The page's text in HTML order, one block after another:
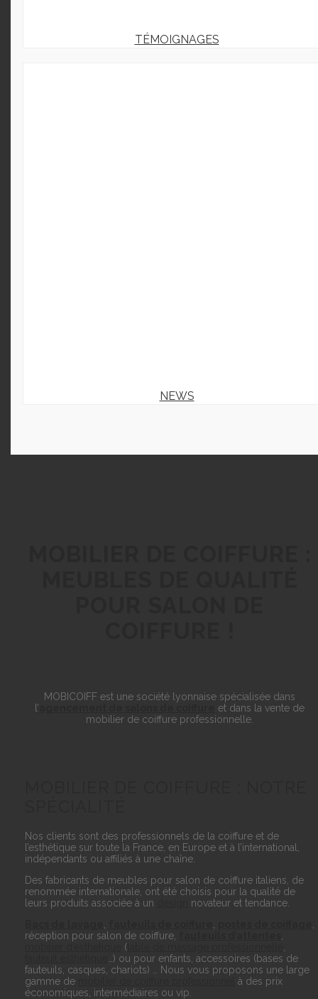
TÉMOIGNAGES
NEWS
MOBICOIFF est une société lyonnaise spécialisée dans
l’
et dans la vente de
mobilier de coiffure professionnelle.
Nos clients sont des professionnels de la coiffure et de
l’esthétique sur toute la France, en Europe et à l’international,
indépendants ou affiliés à une chaîne.
Des fabricants de meubles pour salon de coiffure italiens, de
renommée internationale, ont été choisis pour la qualité de
leurs produits associée à un
novateur et tendance.
réception pour salon de coiffure,
(
…) ou pour enfants, accessoires (bases de
fauteuils, casques, chariots) … Nous vous proposons une large
gamme de
à des prix
économiques, intermédiaires ou vip.